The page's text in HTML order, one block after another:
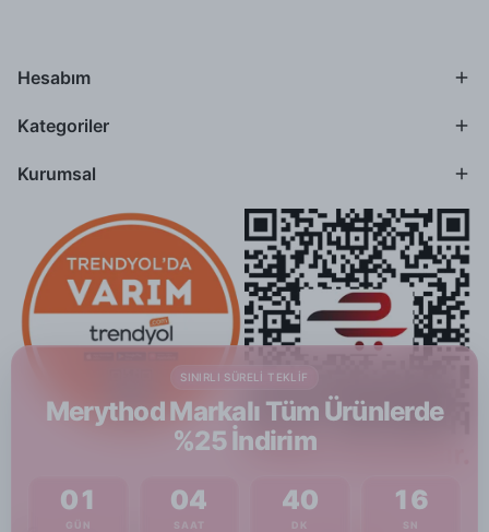
Hesabım
Kategoriler
Kurumsal
SINIRLI SÜRELI TEKLIF
Merythod Markalı Tüm Ürünlerde
%25 İndirim
01
GÜN
04
SAAT
40
DK
15
SN